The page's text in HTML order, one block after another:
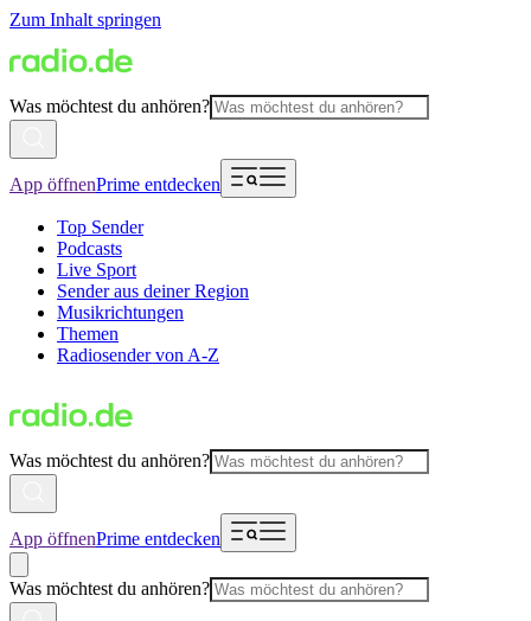
Zum Inhalt springen
Was möchtest du anhören?
App öffnenPrime entdecken
Top Sender
Podcasts
Live Sport
Sender aus deiner Region
Musikrichtungen
Themen
Radiosender von A-Z
Was möchtest du anhören?
App öffnenPrime entdecken
Was möchtest du anhören?